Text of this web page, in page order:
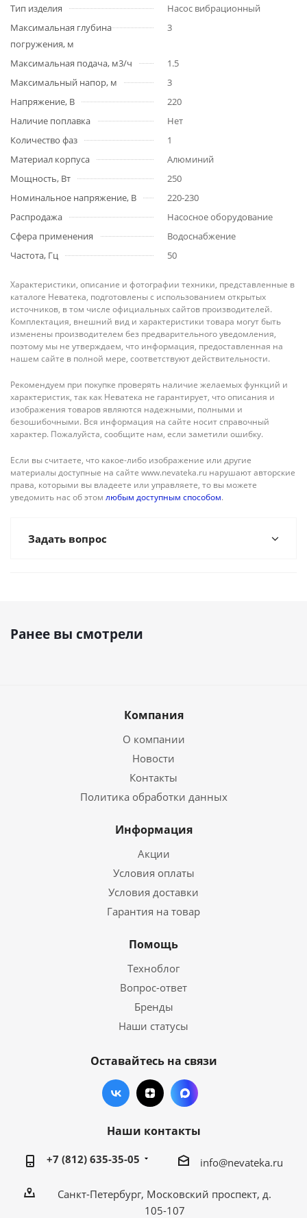
Тип изделия
Насос вибрационный
Максимальная глубина
погружения, м
3
Максимальная подача, м3/ч
1.5
Максимальный напор, м
3
Напряжение, В
220
Наличие поплавка
Нет
Количество фаз
1
Материал корпуса
Алюминий
Мощность, Вт
250
Номинальное напряжение, В
220-230
Распродажа
Насосное оборудование
Сфера применения
Водоснабжение
Частота, Гц
50
Характеристики, описание и фотографии техники, представленные в
каталоге Неватека, подготовлены с использованием открытых
источников, в том числе официальных сайтов производителей.
Комплектация, внешний вид и характеристики товара могут быть
изменены производителем без предварительного уведомления,
поэтому мы не утверждаем, что информация, предоставленная на
нашем сайте в полной мере, соответствуют действительности.
Рекомендуем при покупке проверять наличие желаемых функций и
характеристик, так как Неватека не гарантирует, что описания и
изображения товаров являются надежными, полными и
безошибочными. Вся информация на сайте носит справочный
характер. Пожалуйста, сообщите нам, если заметили ошибку.
Если вы считаете, что какое-либо изображение или другие
материалы доступные на сайте www.nevateka.ru нарушают авторские
права, которыми вы владеете или управляете, то вы можете
уведомить нас об этом любым доступным способом.
Задать вопрос
Ранее вы смотрели
Компания
О компании
Новости
Контакты
Политика обработки данных
Информация
Акции
Условия оплаты
Условия доставки
Гарантия на товар
Помощь
Техноблог
Вопрос-ответ
Бренды
Наши статусы
Оставайтесь на связи
Наши контакты
+7 (812) 635-35-05 info@nevateka.ru
Санкт-Петербург, Московский проспект, д.
105-107